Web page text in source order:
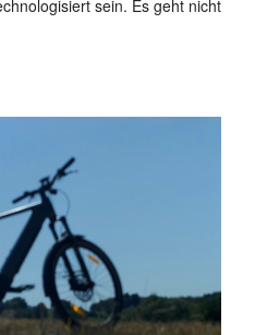
sein. Es geht nicht